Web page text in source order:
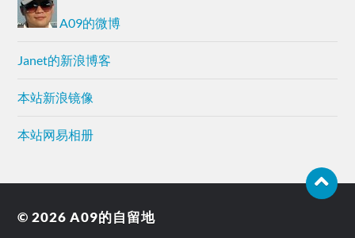
A09的微博
Janet的新浪博客
本站新浪镜像
本站网易相册
© 2026A09的自留地